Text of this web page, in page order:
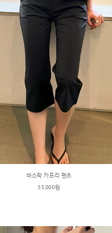
바스락 카프리 팬츠
53,000원